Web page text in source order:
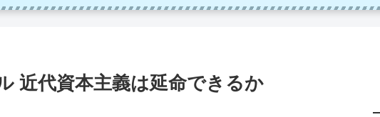
近代資本主義は延命できるか